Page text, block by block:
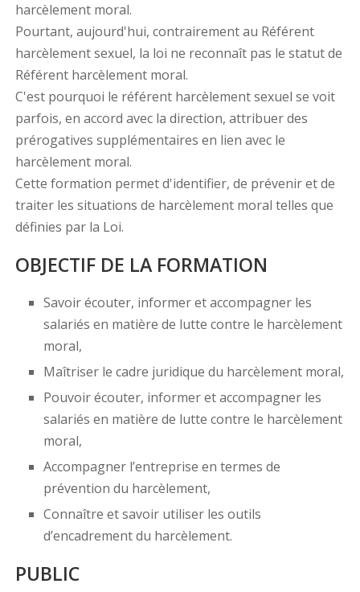
harcèlement moral.
Pourtant, aujourd'hui, contrairement au Référent
harcèlement sexuel, la loi ne reconnaît pas le statut de
Référent harcèlement moral.
C'est pourquoi le référent harcèlement sexuel se voit
parfois, en accord avec la direction, attribuer des
prérogatives supplémentaires en lien avec le
harcèlement moral.
Cette formation permet d'identifier, de prévenir et de
traiter les situations de harcèlement moral telles que
définies par la Loi.
OBJECTIF DE LA FORMATION
Savoir écouter, informer et accompagner les
salariés en matière de lutte contre le harcèlement
moral,
Maîtriser le cadre juridique du harcèlement moral,
Pouvoir écouter, informer et accompagner les
salariés en matière de lutte contre le harcèlement
moral,
Accompagner l’entreprise en termes de
prévention du harcèlement,
Connaître et savoir utiliser les outils
d’encadrement du harcèlement.
PUBLIC